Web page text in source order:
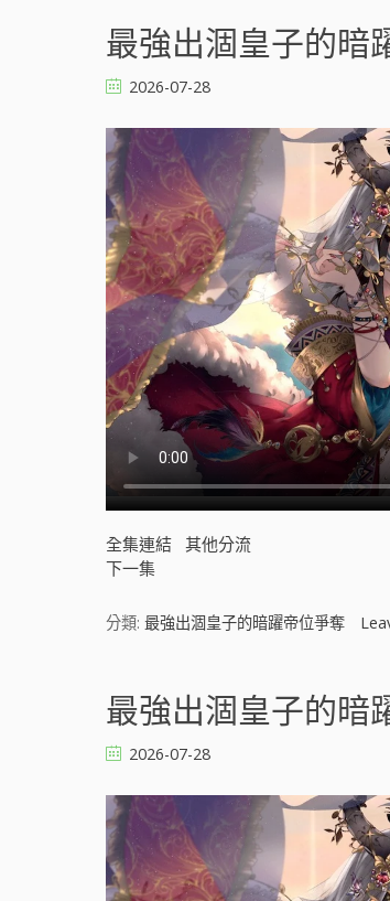
最強出涸皇子的暗
2026-07-28
全集連結 其他分流
下一集
分類: 最強出涸皇子的暗躍帝位爭奪
最強出涸皇子的暗
2026-07-28